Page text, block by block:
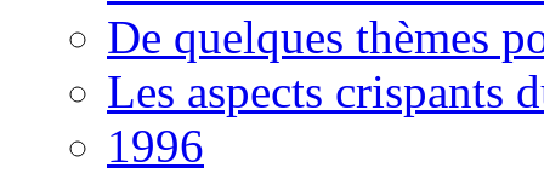
De quelques thèmes
Les aspects crispants
1996